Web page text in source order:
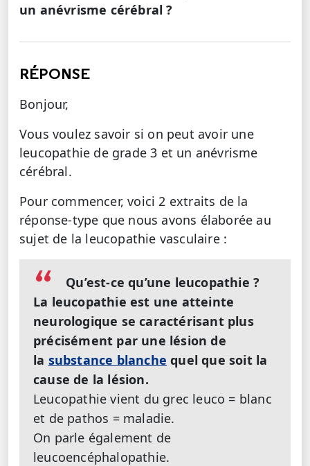
un anévrisme cérébral ?
RÉPONSE
Bonjour,
Vous voulez savoir si on peut avoir une
leucopathie de grade 3 et un anévrisme
cérébral.
Pour commencer, voici 2 extraits de la
réponse-type que nous avons élaborée au
sujet de la leucopathie vasculaire :
Qu’est-ce qu’une leucopathie ?
La leucopathie est une atteinte
neurologique se caractérisant plus
précisément par une lésion de
la substance blanche quel que soit la
cause de la lésion.
Leucopathie vient du grec leuco = blanc
et de pathos = maladie.
On parle également de
leucoencéphalopathie.